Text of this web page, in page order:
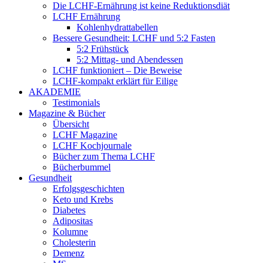
Die LCHF-Ernährung ist keine Reduktionsdiät
LCHF Ernährung
Kohlenhydrattabellen
Bessere Gesundheit: LCHF und 5:2 Fasten
5:2 Frühstück
5:2 Mittag- und Abendessen
LCHF funktioniert – Die Beweise
LCHF-kompakt erklärt für Eilige
AKADEMIE
Testimonials
Magazine & Bücher
Übersicht
LCHF Magazine
LCHF Kochjournale
Bücher zum Thema LCHF
Bücherbummel
Gesundheit
Erfolgsgeschichten
Keto und Krebs
Diabetes
Adipositas
Kolumne
Cholesterin
Demenz